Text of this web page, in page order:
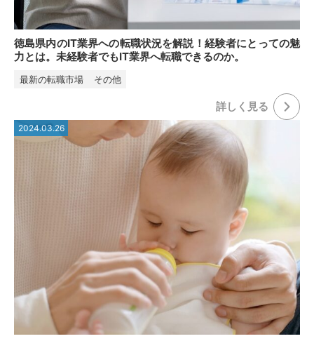
徳島県内のIT業界への転職状況を解説！経験者にとっての魅
力とは。未経験者でもIT業界へ転職できるのか。
最新の転職市場 その他
詳しく⾒る
2024.03.26